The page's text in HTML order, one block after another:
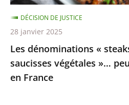
végétales
»…
peuvent
être
utilisées
en
Les dénominations «
saucisses végétales »…
en France
DÉCISION DE JUSTICE
28 janvier 2025